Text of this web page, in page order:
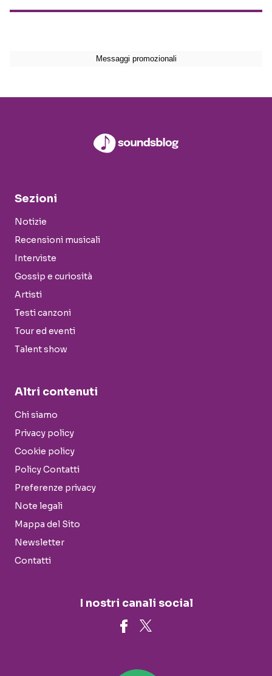
Sezioni
Notizie
Recensioni musicali
Interviste
Gossip e curiosità
Artisti
Testi canzoni
Tour ed eventi
Talent show
Altri contenuti
Chi siamo
Privacy policy
Cookie policy
Policy Contatti
Preferenze privacy
Note legali
Mappa del Sito
Newsletter
Contatti
I nostri canali social